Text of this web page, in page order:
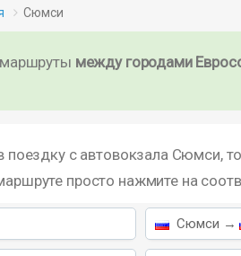
Сюмси
маршруты между городами
поездку с автовокзала Сюмси,
просто нажмите на
Сюмси →